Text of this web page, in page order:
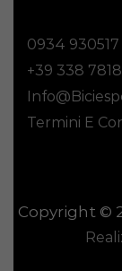
0934 930517
+39 338 7818
Termini E
Copyright ©